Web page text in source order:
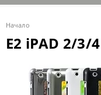
Начало
Е2 iPAD 2/3/4